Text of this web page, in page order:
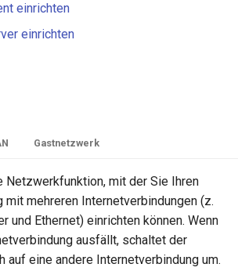
einrichten
einrichten
Gastnetzwerk
Netzwerkfunktion, mit der Sie Ihren
mehreren Internetverbindungen (z.
und Ethernet) einrichten können. Wenn
ausfällt, schaltet der
auf eine andere Internetverbindung um.